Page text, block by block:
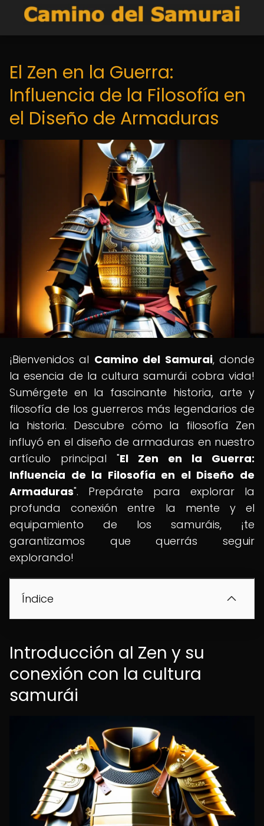
El Zen en la Guerra:
Influencia de la Filosofía en
el Diseño de Armaduras
¡Bienvenidos al Camino del Samurai, donde
la esencia de la cultura samurái cobra vida!
Sumérgete en la fascinante historia, arte y
filosofía de los guerreros más legendarios de
la historia. Descubre cómo la filosofía Zen
influyó en el diseño de armaduras en nuestro
artículo principal "El Zen en la Guerra:
Influencia de la Filosofía en el Diseño de
Armaduras". Prepárate para explorar la
profunda conexión entre la mente y el
equipamiento de los samuráis, ¡te
garantizamos que querrás seguir
explorando!
Índice
Introducción al Zen y su
conexión con la cultura
samurái